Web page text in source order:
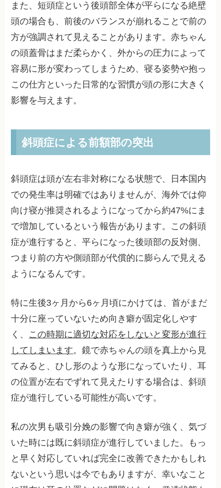
また、短頭症という後頭部全体が平らになる絶壁
頭の場合も、前後のバランスが崩れることで前の
方が強調されて見えることがあります。赤ちゃん
の頭蓋骨はまだ柔らかく、外からの圧力によって
容易に形が変わってしまうため、寝る姿勢や抱っ
この仕方といった日常的な習慣が頭の形に大きく
影響を与えます。
斜頭症による前額部の突出
斜頭症は頭が左右非対称になる状態で、日本国内
での発生率は明確ではありませんが、海外では仰
向け寝が推奨されるようになってから約47%にま
で増加しているという報告があります。この斜頭
症が進行すると、平らになった後頭部の反対側、
つまり前の方や側頭部が代償的に膨らんで見える
ようになるんです。
特に生後3ヶ月から6ヶ月頃にかけては、首がまだ
十分に座っていないため向き癖が固定化しやす
く、 この時期に適切な対応をしないと変形が進行
してしまいます。鏡で赤ちゃんの頭を真上から見
てみると、ひし形のような形になっていたり、耳
の位置が左右でずれて見えたりする場合は、斜頭
症が進行している可能性が高いです。
私の次男も吸引分娩の影響で向き癖が強く、気づ
いた時には既に斜頭症が進行していました。もっ
と早く対応していれば完全に改善できたかもしれ
ないという思いは今でもありますが、幸いなこと